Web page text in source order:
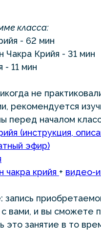
класса:
- 62 мин
Чакра Крийя - 31 мин
- 11 мин
не
рекомендуется
перед началом
(инструкция,
эфир)
чакра крийя + видео-
запись
с вами, и вы сможете
это занятие в то